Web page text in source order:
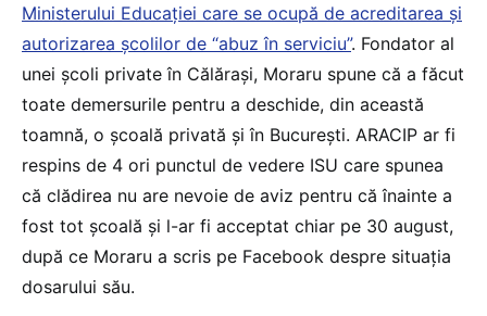
Ministerului Educației care se ocupă de acreditarea și
autorizarea școlilor de “abuz în serviciu”. Fondator al
unei școli private în Călărași, Moraru spune că a făcut
toate demersurile pentru a deschide, din această
toamnă, o școală privată și în București. ARACIP ar fi
respins de 4 ori punctul de vedere ISU care spunea
că clădirea nu are nevoie de aviz pentru că înainte a
fost tot școală și l-ar fi acceptat chiar pe 30 august,
după ce Moraru a scris pe Facebook despre situația
dosarului său.